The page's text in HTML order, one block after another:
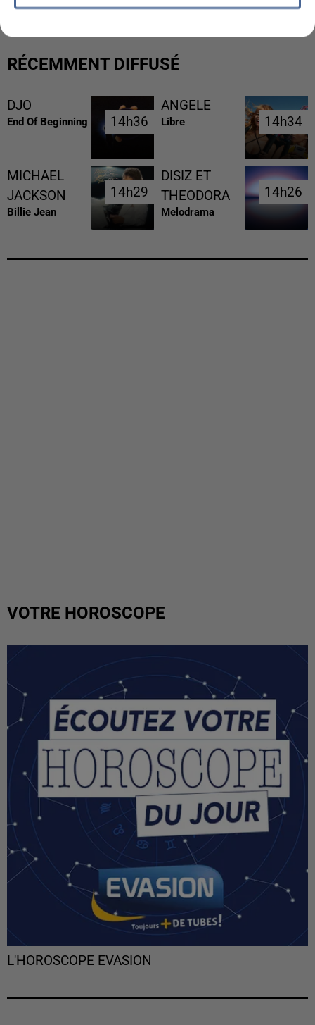
RÉCEMMENT DIFFUSÉ
DJO
End Of Beginning 14h36
14h36
ANGELE
Libre 14h34
14h34
MICHAEL
JACKSON
Billie Jean
14h29
14h29
DISIZ ET
THEODORA
Melodrama
14h26
14h26
VOTRE HOROSCOPE
L'HOROSCOPE EVASION